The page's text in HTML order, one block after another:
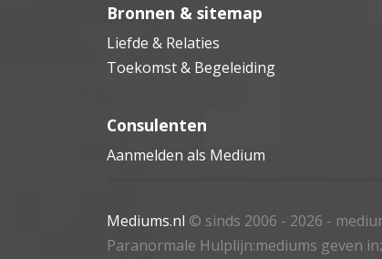
Bronnen & sitemap
Liefde & Relaties
Toekomst & Begeleiding
Consulenten
Aanmelden als Medium
Mediums.nl © sinds 2006 - 2026 -
Paranormale Hulplijn:mediums geven